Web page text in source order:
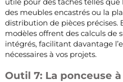
des meubles encastrés ou la
distribution de pièces précises.
modèles offrent des calculs de
intégrés, facilitant davantage
nécessaires à vos projets.
Outil 7: La ponceuse